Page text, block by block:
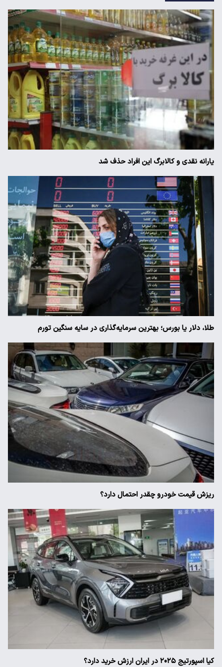
یارانه نقدی و کالابرگ این افراد حذف شد
طلا، دلار یا بورس؛ بهترین سرمایه‌گذاری در سایه سنگین تورم
ریزش قیمت خودرو چقدر احتمال دارد؟
کیا اسپورتیج ۲۰۲۵ در ایران ارزش خرید دارد؟